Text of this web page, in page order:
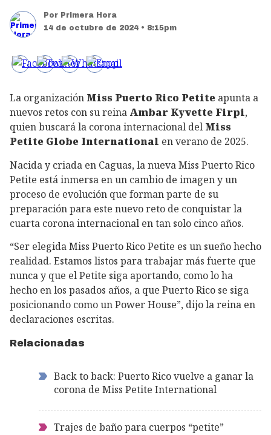
Por Primera Hora
14 de octubre de 2024 • 8:15pm
La organización Miss Puerto Rico Petite apunta a
nuevos retos con su reina Ambar Kyvette Firpi,
quien buscará la corona internacional del Miss
Petite Globe International en verano de 2025.
Nacida y criada en Caguas, la nueva Miss Puerto Rico
Petite está inmersa en un cambio de imagen y un
proceso de evolución que forman parte de su
preparación para este nuevo reto de conquistar la
cuarta corona internacional en tan solo cinco años.
“Ser elegida Miss Puerto Rico Petite es un sueño hecho
realidad. Estamos listos para trabajar más fuerte que
nunca y que el Petite siga aportando, como lo ha
hecho en los pasados años, a que Puerto Rico se siga
posicionando como un Power House”, dijo la reina en
declaraciones escritas.
Relacionadas
Back to back: Puerto Rico vuelve a ganar la
corona de Miss Petite International
Trajes de baño para cuerpos “petite”